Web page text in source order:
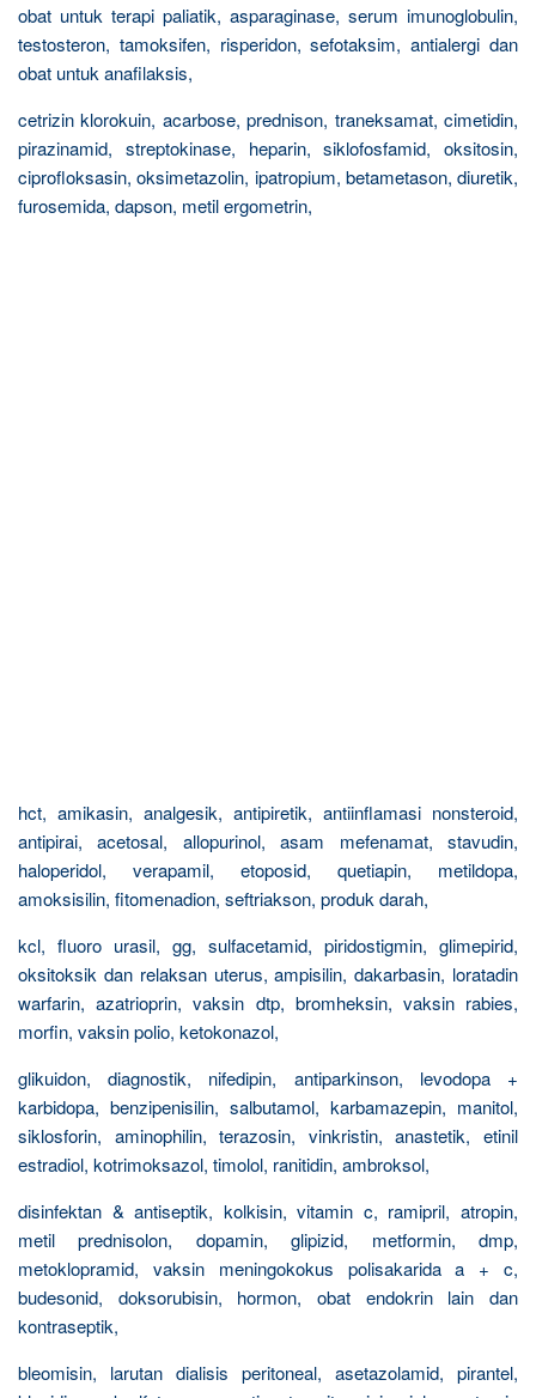
obat untuk terapi paliatik, asparaginase, serum imunoglobulin,
testosteron, tamoksifen, risperidon, sefotaksim, antialergi dan
obat untuk anafilaksis,
cetrizin klorokuin, acarbose, prednison, traneksamat, cimetidin,
pirazinamid, streptokinase, heparin, siklofosfamid, oksitosin,
ciprofloksasin, oksimetazolin, ipatropium, betametason, diuretik,
furosemida, dapson, metil ergometrin,
hct, amikasin, analgesik, antipiretik, antiinflamasi nonsteroid,
antipirai, acetosal, allopurinol, asam mefenamat, stavudin,
haloperidol, verapamil, etoposid, quetiapin, metildopa,
amoksisilin, fitomenadion, seftriakson, produk darah,
kcl, fluoro urasil, gg, sulfacetamid, piridostigmin, glimepirid,
oksitoksik dan relaksan uterus, ampisilin, dakarbasin, loratadin
warfarin, azatrioprin, vaksin dtp, bromheksin, vaksin rabies,
morfin, vaksin polio, ketokonazol,
glikuidon, diagnostik, nifedipin, antiparkinson, levodopa +
karbidopa, benzipenisilin, salbutamol, karbamazepin, manitol,
siklosforin, aminophilin, terazosin, vinkristin, anastetik, etinil
estradiol, kotrimoksazol, timolol, ranitidin, ambroksol,
disinfektan & antiseptik, kolkisin, vitamin c, ramipril, atropin,
metil prednisolon, dopamin, glipizid, metformin, dmp,
metoklopramid, vaksin meningokokus polisakarida a + c,
budesonid, doksorubisin, hormon, obat endokrin lain dan
kontraseptik,
bleomisin, larutan dialisis peritoneal, asetazolamid, pirantel,